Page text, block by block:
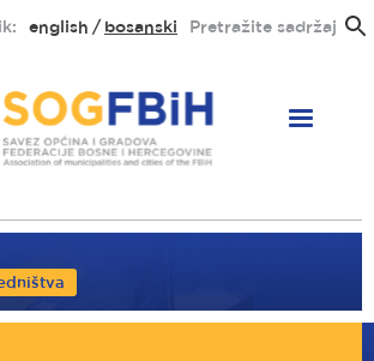
english bosanski Pretražite sadržaj